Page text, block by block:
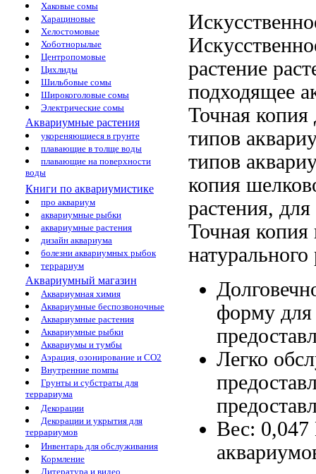
Хаковые сомы
Харациновые
Хелостомовые
Хоботнорылые
Центропомовые
Цихлиды
Шильбовые сомы
Широкоголовые сомы
Электрические сомы
Аквариумные растения
укореняющиеся в грунте
плавающие в толще воды
плавающие на поверхности
воды
Книги по аквариумистике
про аквариум
аквариумные рыбки
аквариумные растения
дизайн аквариума
болезни аквариумных рыбок
террариум
Аквариумный магазин
Аквариумная химия
Аквариумные беспозвоночные
Аквариумные растения
Аквариумные рыбки
Аквариумы и тумбы
Аэрация, озонирование и CO2
Внутренние помпы
Грунты и субстраты для
террариума
Декорации
Декорации и укрытия для
террариумов
Инвентарь для обслуживания
Кормление
Литература и видео
растение
подходящее
Точная копия
типов
типов
копия
растения,
Точная копия
натурального
форму
Легко
Вес: 0,047